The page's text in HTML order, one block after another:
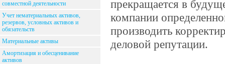
совместной деятельности
Учет нематериальных активов,
резервов, условных активов и
обязательств
Материальные активы
Амортизация и обесценивание
активов
прекращается в
компании
производить
деловой репутации.